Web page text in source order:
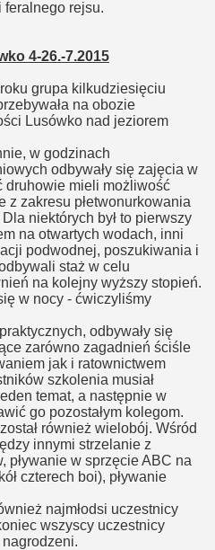
feralnego rejsu.
4-26.-7.2015
grupa kilkudziesięciu
na obozie
Lusówko nad jeziorem
w godzinach
odbywały się zajęcia w
druhowie mieli możliwość
z zakresu płetwonurkowania
niektórych był to pierwszy
na otwartych wodach, inni
podwodnej, poszukiwania i
staż w celu
na kolejny wyższy stopień.
w nocy - ćwiczyliśmy
odbywały się
zarówno zagadnień ściśle
jak i ratownictwem
szkolenia musiał
temat, a następnie w
go pozostałym kolegom.
również wielobój. Wśród
innymi strzelanie z
pływanie w sprzęcie ABC na
czterech boi), pływanie
najmłodsi uczestnicy
wszyscy uczestnicy